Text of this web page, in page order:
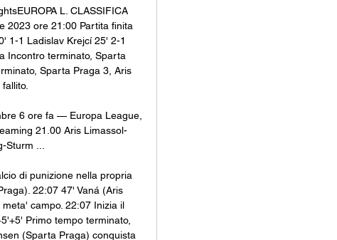
L. CLASSIFICA
2023 ore 21:00 Partita finita
1-1 Ladislav Krejcí 25' 2-1
Incontro terminato, Sparta
Sparta Praga 3, Aris
6 ore fa — Europa League,
21.00 Aris Limassol-
...
di punizione nella propria
22:07 47' Vaná (Aris
campo. 22:07 Inizia il
Primo tempo terminato,
(Sparta Praga) conquista